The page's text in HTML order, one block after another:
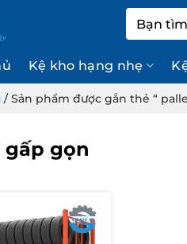
kiếm:
Kệ kho hạng nhẹ
/Sản phẩm được gắn thẻ “
gấp gọn